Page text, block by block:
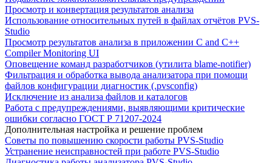
Просмотр и конвертация результатов анализа
Использование относительных путей в файлах отчётов PVS-
Studio
Просмотр результатов анализа в приложении C and C++
Compiler Monitoring UI
Оповещение команд разработчиков (утилита blame-notifier)
Фильтрация и обработка вывода анализатора при помощи
файлов конфигурации диагностик (.pvsconfig)
Исключение из анализа файлов и каталогов
Работа с предупреждениями, выявляющими критические
ошибки согласно ГОСТ Р 71207-2024
Дополнительная настройка и решение проблем
Советы по повышению скорости работы PVS-Studio
Устранение неисправностей при работе PVS-Studio